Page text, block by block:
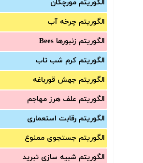
الگوریتم مورچگان
الگوریتم چرخه آب
الگوریتم زنبورها Bees
الگوریتم کرم شب تاب
الگوریتم جهش قورباغه
الگوریتم علف هرز مهاجم
الگوریتم رقابت استعماری
الگوریتم جستجوی ممنوع
الگوریتم شبیه سازی تبرید